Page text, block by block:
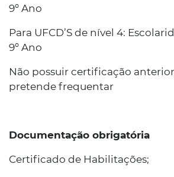
9º Ano
Para UFCD’S de nível 4:
9º Ano
Não possuir certificação
pretende frequentar
Documentação obrigatória
Certificado de Habilitações;